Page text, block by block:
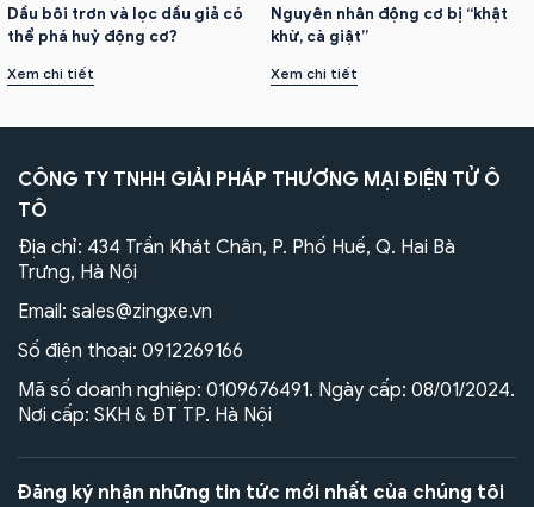
Dầu bôi trơn và lọc dầu giả có
thể phá huỷ động cơ?
Xem chi tiết
Nguyên nhân động cơ bị “khật
khừ, cà giật”
Xem chi tiết
CÔNG TY TNHH GIẢI PHÁP THƯƠNG MẠI ĐIỆN TỬ Ô
TÔ
Địa chỉ: 434 Trần Khát Chân, P. Phố Huế, Q. Hai Bà
Trưng, Hà Nội
Email: sales@zingxe.vn
Số điện thoại: 0912269166
Mã số doanh nghiệp: 0109676491. Ngày cấp: 08/01/2024.
Nơi cấp: SKH & ĐT TP. Hà Nội
Đăng ký nhận những tin tức mới nhất của chúng tôi